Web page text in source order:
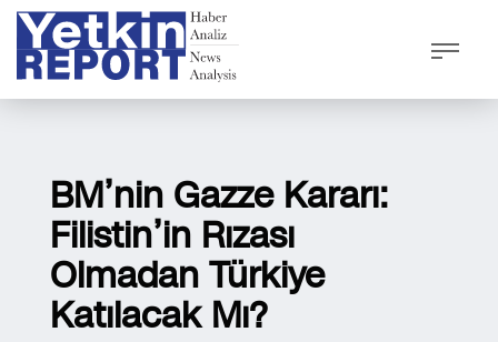
BM’nin Gazze Kararı:
Filistin’in Rızası
Olmadan Türkiye
Katılacak Mı?